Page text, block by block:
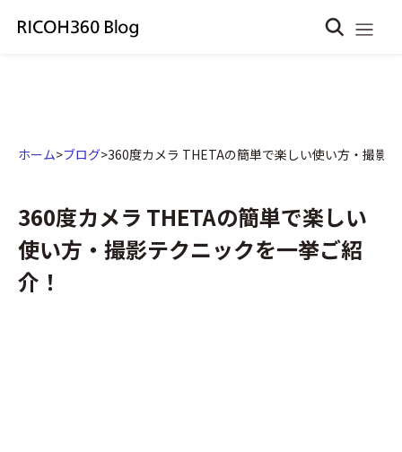
ホーム>ブログ>360度カメラ THETAの簡単で楽しい使い方・撮影
360度カメラ THETAの簡単で楽しい
使い方・撮影テクニックを一挙ご紹
介！